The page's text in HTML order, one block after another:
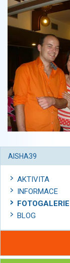
AISHA39
AKTIVITA
INFORMACE
FOTOGALERIE
BLOG